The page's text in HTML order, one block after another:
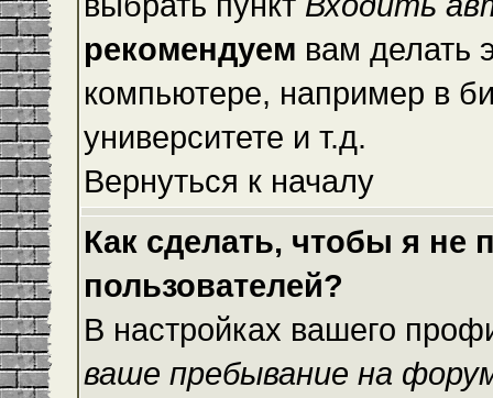
рекомендуем вам делать
компьютере, например в
университете и т.д.
Вернуться к началу
Как сделать, чтобы я не
пользователей?
В настройках вашего
ваше пребывание на